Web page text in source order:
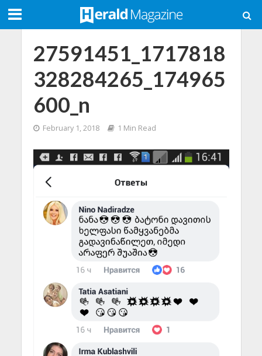
27591451_1717818
328284265_174965
600_n
February 1, 2018 1 Min Read